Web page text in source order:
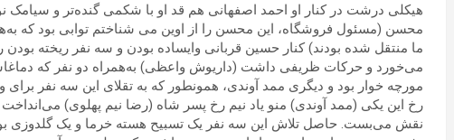
هیکلی درشت در کنار او احمد اصفهانی هم قد او با شکمی گنده‌تر و سیامک
محسن (مسئول فروشگاه، این محسن را از اوین می شناختم توابی بود که
ما منتقل شده بودند) کنار حسین قربانی وایساده بودن و سه نفر ریخته
می‌خورد و حرکات ظریفی داشت (داریوش واعظی) به‌همراه دو نفر که
مورچه خوار بود و دیگری ممد آوندی، همونطور که به تقلای این سه نفر
رخ این یکی (ممد آوندی) منو یاد نیم رخ پسر شاه (رضا نیم پهلوی)
نقش می‌بست. حاصل تلاش این سه نفر یک تسبیح هسته خرما و یک گلدوزی